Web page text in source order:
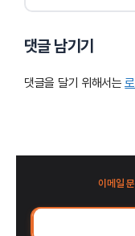
댓글 남기기
댓글을 달기 위해서는
이메일
검